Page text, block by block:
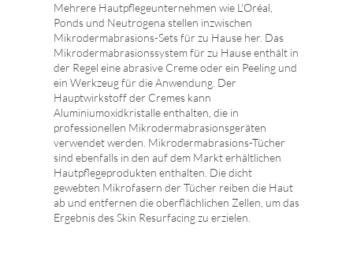
Mehrere Hautpflegeunternehmen wie L'Oréal,
Ponds und Neutrogena stellen inzwischen
Mikrodermabrasions-Sets für zu Hause her. Das
Mikrodermabrasionssystem für zu Hause enthält in
der Regel eine abrasive Creme oder ein Peeling und
ein Werkzeug für die Anwendung. Der
Hauptwirkstoff der Cremes kann
Aluminiumoxidkristalle enthalten, die in
professionellen Mikrodermabrasionsgeräten
verwendet werden. Mikrodermabrasions-Tücher
sind ebenfalls in den auf dem Markt erhältlichen
Hautpflegeprodukten enthalten. Die dicht
gewebten Mikrofasern der Tücher reiben die Haut
ab und entfernen die oberflächlichen Zellen, um das
Ergebnis des Skin Resurfacing zu erzielen.